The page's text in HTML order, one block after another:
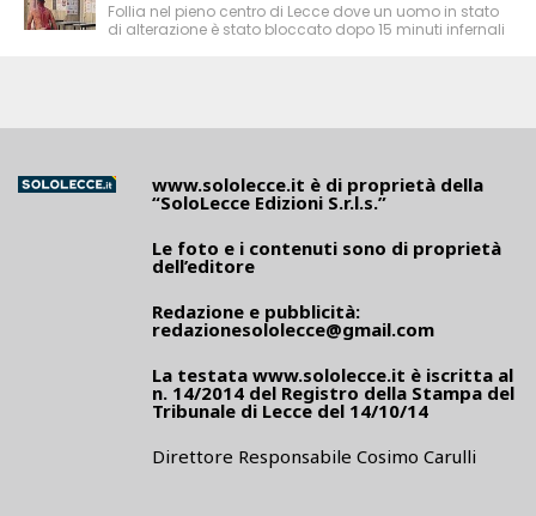
Follia nel pieno centro di Lecce dove un uomo in stato
di alterazione è stato bloccato dopo 15 minuti infernali
www.sololecce.it è di proprietà della
“SoloLecce Edizioni S.r.l.s.”
Le foto e i contenuti sono di proprietà
dell’editore
Redazione e pubblicità:
redazionesololecce@gmail.com
La testata www.sololecce.it è iscritta al
n. 14/2014 del Registro della Stampa del
Tribunale di Lecce del 14/10/14
Direttore Responsabile Cosimo Carulli